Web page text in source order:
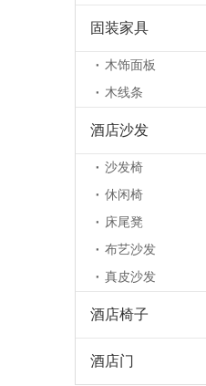
固装家具
木饰面板
木线条
酒店沙发
沙发椅
休闲椅
床尾凳
布艺沙发
真皮沙发
酒店椅子
酒店门